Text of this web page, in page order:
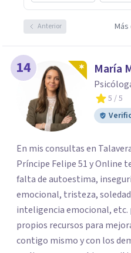
Anterior Más
14 María
5 / 5
En mis consultas en
Príncipe Felipe 51 y Online
falta de autoestima,
emocional, tristeza,
inteligencia emocional, etc.
propios recursos para
contigo mismo y con los